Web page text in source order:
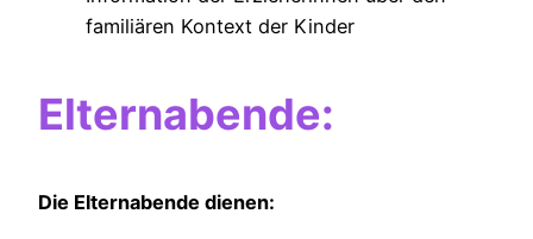
familiären Kontext der Kinder
Elternabende:
Die Elternabende dienen: